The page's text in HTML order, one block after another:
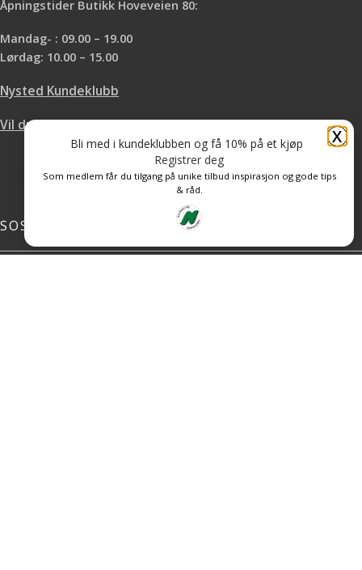
Åpningstider Butikk Hoveveien 80:
Mandag- : 09.00 – 19.00
Lørdag: 10.00 – 15.00
Nysted Kundeklubb
Vil du leie hos oss?
SOSIALE MEDIER
X
Bli med i kundeklubben og få 10% på et kjøp
Registrer deg
Som medlem får du tilgang på unike tilbud inspirasjon og gode tips
& råd.